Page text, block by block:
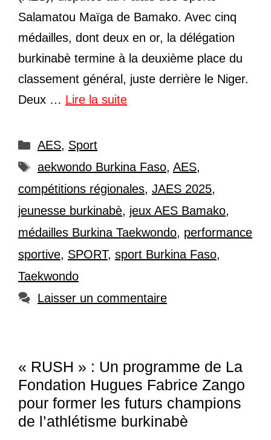
Salamatou Maïga de Bamako. Avec cinq
médailles, dont deux en or, la délégation
burkinabè termine à la deuxième place du
classement général, juste derrière le Niger.
Deux … Lire la suite
Catégories
AES, Sport
Étiquettes
aekwondo Burkina Faso, AES,
compétitions régionales, JAES 2025,
jeunesse burkinabè, jeux AES Bamako,
médailles Burkina Taekwondo, performance
sportive, SPORT, sport Burkina Faso,
Taekwondo
Laisser un commentaire
« RUSH » : Un programme de La
Fondation Hugues Fabrice Zango
pour former les futurs champions
de l’athlétisme burkinabè